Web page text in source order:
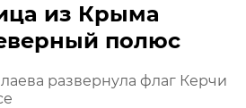
из Крыма
полюс
развернула флаг Керчи